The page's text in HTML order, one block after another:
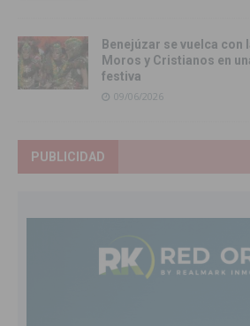
Benejúzar se vuelca con
Moros y Cristianos en
festiva
09/06/2026
PUBLICIDAD